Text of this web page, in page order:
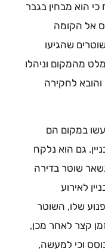
כי הוא מבחין בגבר
אל הקומה
שהגיעו
מהמקום וניהלו
והובא לחקירה
במקום הם
גם הוא נלקח
שוטר בדירה
לאירוע
שלו, השוטר
קצר לאחר מכן,
וכי למעשה,